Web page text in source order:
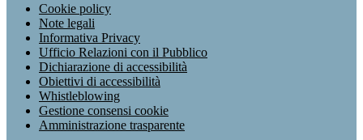
Cookie policy
Note legali
Informativa Privacy
Ufficio Relazioni con il Pubblico
Dichiarazione di accessibilità
Obiettivi di accessibilità
Whistleblowing
Gestione consensi cookie
Amministrazione trasparente